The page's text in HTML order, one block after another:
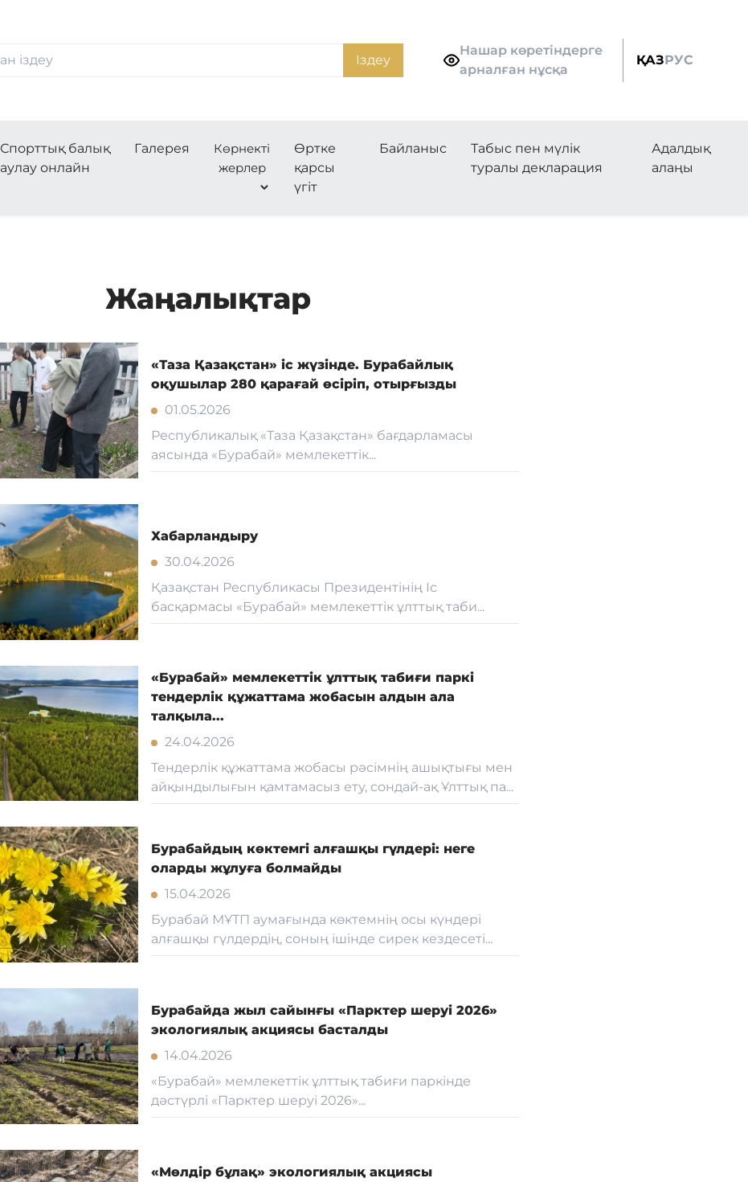
Іздеу
Нашар көретіндерге
арналған нұсқа
ҚАЗРУС
Спорттық балық
аулау онлайн
Галерея
Көрнекті
жерлер
Өртке
қарсы
үгіт
Байланыс
Табыс пен мүлік
туралы декларация
Адалдық
алаңы
Жаңалықтар
«Таза Қазақстан» іс жүзінде. Бурабайлық
оқушылар 280 қарағай өсіріп, отырғызды
01.05.2026
Республикалық «Таза Қазақстан» бағдарламасы
аясында «Бурабай» мемлекеттік...
Хабарландыру
30.04.2026
Қазақстан Республикасы Президентінің Іс
басқармасы «Бурабай» мемлекеттік ұлттық таби...
«Бурабай» мемлекеттік ұлттық табиғи паркі
тендерлік құжаттама жобасын алдын ала
талқыла...
24.04.2026
Тендерлік құжаттама жобасы рәсімнің ашықтығы мен
айқындылығын қамтамасыз ету, сондай-ақ Ұлттық па...
Бурабайдың көктемгі алғашқы гүлдері: неге
оларды жұлуға болмайды
15.04.2026
Бурабай МҰТП аумағында көктемнің осы күндері
алғашқы гүлдердің, соның ішінде сирек кездесеті...
Бурабайда жыл сайынғы «Парктер шеруі 2026»
экологиялық акциясы басталды
14.04.2026
«Бурабай» мемлекеттік ұлттық табиғи паркінде
дәстүрлі «Парктер шеруі 2026»...
«Мөлдір бұлақ» экологиялық акциясы